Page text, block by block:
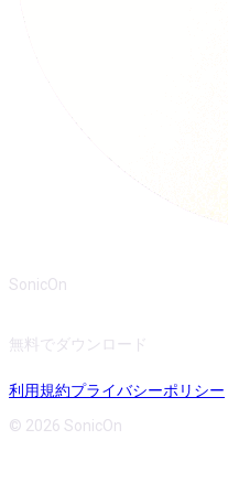
SonicOn
無料でダウンロード
利用規約プライバシーポリシー
© 2026 SonicOn